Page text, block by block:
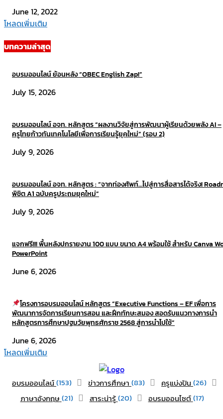
June 12, 2022
โหลดเพิ่มเติม
บทความล่าสุด
อบรมออนไลน์ ย้อนหลัง “OBEC English Zap!”
July 15, 2026
อบรมออนไลน์ อจท. หลักสูตร “ผลงานวิจัยสู่การพัฒนาผู้เรียนด้วยพลัง AI –
ครูไทยก้าวทันเทคโนโลยีเพื่อการเรียนรู้ยุคใหม่” (รอบ 2)
July 9, 2026
อบรมออนไลน์ อจท. หลักสูตร : “จากท่องศัพท์…ไปสู่การสื่อสารได้จริง!
พิชิต A1 ฉบับครูประถมยุคใหม่”
July 9, 2026
แจกฟรี!!! พื้นหลังปกรายงาน 100 แบบ ขนาด A4 พร้อมใช้ สำหรับ Canva
PowerPoint
June 6, 2026
โครงการอบรมออนไลน์ หลักสูตร “Executive Functions – EF เพื่อการ
พัฒนาการจัดการเรียนการสอน และฝึกทักษะสมอง สอดรับแนวทางการนำ
หลักสูตรการศึกษาปฐมวัยพุทธศักราช 2568 สู่การนำไปใช้”​
June 6, 2026
โหลดเพิ่มเติม
อบรมออนไลน์(153) ข่าวการศึกษา (83) ครูแบ่งปัน(26)
ภาษาอังกฤษ(21) สาระน่ารู้(20) อบรมออนไซต์(17)